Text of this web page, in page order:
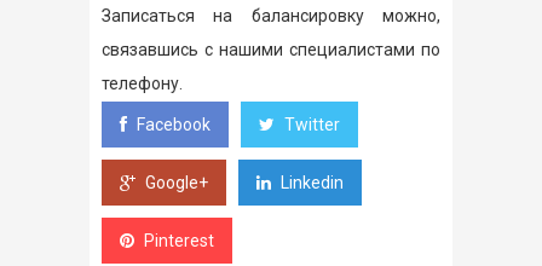
Записаться на балансировку можно,
связавшись с нашими специалистами по
телефону.
Facebook Twitter
Google+ Linkedin
Pinterest